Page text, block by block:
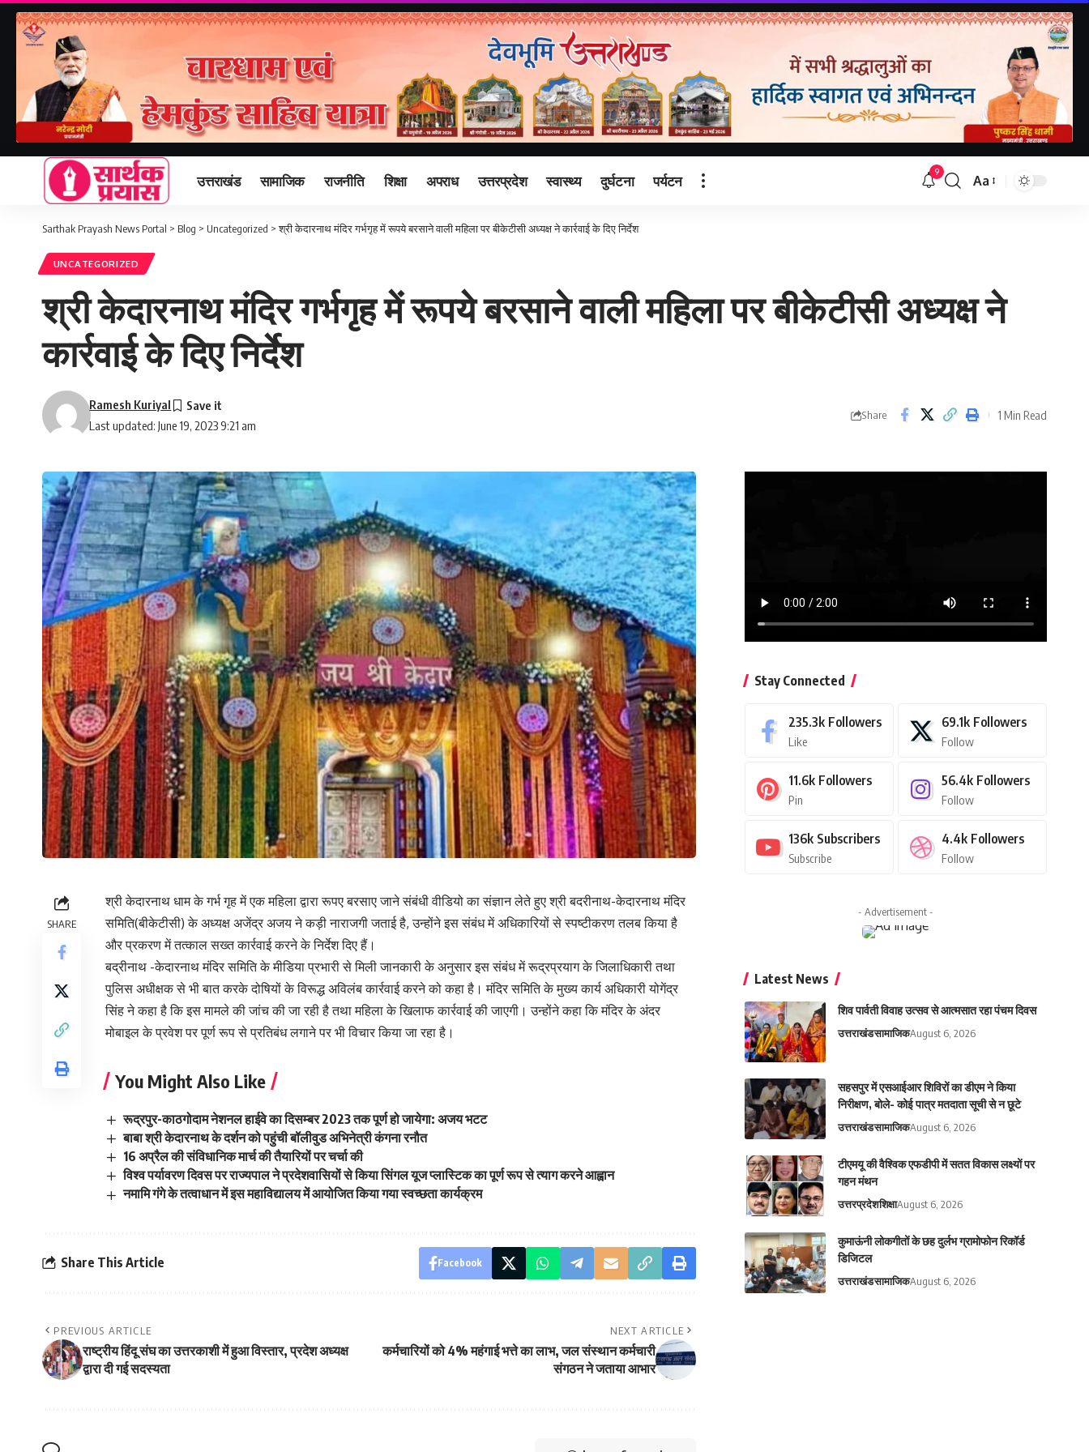
उत्तराखंड सामाजिक राजनीति शिक्षा अपराध उत्तरप्रदेश स्वास्थ्य दुर्घटना पर्यटन 9
Font
Aa
Sarthak Prayash News Portal > Blog > Uncategorized >श्री केदारनाथ मंदिर गर्भगृह में रूपये बरसाने वाली महिला पर बीकेटीसी अध्यक्ष ने कार्रवाई के दिए निर्देश
UNCATEGORIZED
श्री केदारनाथ मंदिर गर्भगृह में रूपये बरसाने वाली महिला पर बीकेटीसी अध्यक्ष ने
कार्रवाई के दिए निर्देश
Last updated: June 19, 2023 9:21 am
Ramesh Kuriyal
Share 1 Min Read
SHARE
श्री केदारनाथ धाम के गर्भ गृह में एक महिला द्वारा रूपए बरसाए जाने संबंधी वीडियो का संज्ञान लेते हुए श्री बदरीनाथ-केदारनाथ मंदिर
समिति(बीकेटीसी) के अध्यक्ष अजेंद्र अजय ने कड़ी नाराजगी जताई है, उन्होंने इस संबंध में अधिकारियों से स्पष्टीकरण तलब किया है
और प्रकरण में तत्काल सख्त कार्रवाई करने के निर्देश दिए हैं।
बद्रीनाथ -केदारनाथ मंदिर समिति के मीडिया प्रभारी से मिली जानकारी के अनुसार इस संबंध में रूद्रप्रयाग के जिलाधिकारी तथा
पुलिस अधीक्षक से भी बात करके दोषियों के विरूद्ध अविलंब कार्रवाई करने को कहा है। मंदिर समिति के मुख्य कार्य अधिकारी योगेंद्र
सिंह ने कहा है कि इस मामले की जांच की जा रही है तथा महिला के खिलाफ कार्रवाई की जाएगी। उन्होंने कहा कि मंदिर के अंदर
मोबाइल के प्रवेश पर पूर्ण रूप से प्रतिबंध लगाने पर भी विचार किया जा रहा है।
You Might Also Like
रूद्रपुर-काठगोदाम नेशनल हाईवे का दिसम्बर 2023 तक पूर्ण हो जायेगा: अजय भटट
बाबा श्री केदारनाथ के दर्शन को पहुंची बॉलीवुड अभिनेत्री कंगना रनौत
16 अप्रैल की संविधानिक मार्च की तैयारियों पर चर्चा की
विश्व पर्यावरण दिवस पर राज्यपाल ने प्रदेशवासियों से किया सिंगल यूज प्लास्टिक का पूर्ण रूप से त्याग करने आह्वान
नमामि गंगे के तत्वाधान में इस महाविद्यालय में आयोजित किया गया स्वच्छता कार्यक्रम
Share This Article Facebook
PREVIOUS ARTICLE
राष्ट्रीय हिंदू संघ का उत्तरकाशी में हुआ विस्तार, प्रदेश अध्यक्ष
द्वारा दी गई सदस्यता
NEXT ARTICLE
कर्मचारियों को 4% महंगाई भत्ते का लाभ, जल संस्थान कर्मचारी
संगठन ने जताया आभार
Stay Connected
235.3k Followers
Like
69.1k Followers
Follow
11.6k Followers
Pin
56.4k Followers
Follow
136k Subscribers
Subscribe
4.4k Followers
Follow
- Advertisement -
Latest News
शिव पार्वती विवाह उत्सव से आत्मसात रहा पंचम दिवस
उत्तराखंडसामाजिकAugust 6, 2026
सहसपुर में एसआईआर शिविरों का डीएम ने किया
निरीक्षण, बोले- कोई पात्र मतदाता सूची से न छूटे
उत्तराखंडसामाजिकAugust 6, 2026
टीएमयू की वैश्विक एफडीपी में सतत विकास लक्ष्यों पर
गहन मंथन
उत्तरप्रदेशशिक्षाAugust 6, 2026
कुमाऊंनी लोकगीतों के छह दुर्लभ ग्रामोफोन रिकॉर्ड
डिजिटल
उत्तराखंडसामाजिकAugust 6, 2026